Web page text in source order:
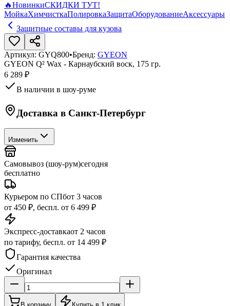
🔥НовинкиСКИДКИ ТУТ!
МойкаХимчисткаПолировкаЗащитаОборудованиеАксессуары
Защитные составы для кузова
Артикул: GYQ800•Бренд: GYEON
GYEON Q² Wax - Карнаубский воск, 175 гр.
6 289 ₽
В наличии в шоу-руме
Доставка в Санкт-Петербург
Изменить
Самовывоз (шоу-рум)сегодня
бесплатно
Курьером по СПбот 3 часов
от 450 ₽, беспл. от 6 499 ₽
Экспресс-доставкаот 2 часов
по тарифу, беспл. от 14 499 ₽
Гарантия качества
Оригинал